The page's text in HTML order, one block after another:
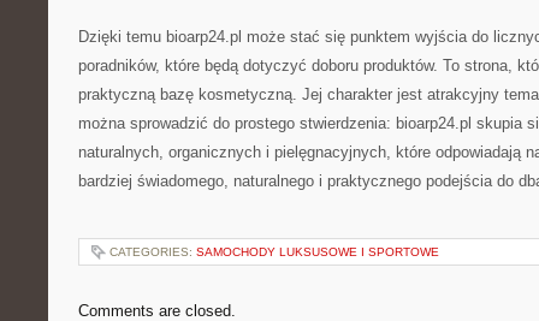
Dzięki temu bioarp24.pl może stać się punktem wyjścia do
poradników, które będą dotyczyć doboru produktów. To strona,
praktyczną bazę kosmetyczną. Jej charakter jest atrakcyjny
można sprowadzić do prostego stwierdzenia: bioarp24.pl skupia
naturalnych, organicznych i pielęgnacyjnych, które odpowiadają
bardziej świadomego, naturalnego i praktycznego podejścia do
CATEGORIES: SAMOCHODY LUKSUSOWE I SPORTOWE
Comments are closed.